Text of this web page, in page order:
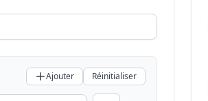
Ajouter Réinitialiser